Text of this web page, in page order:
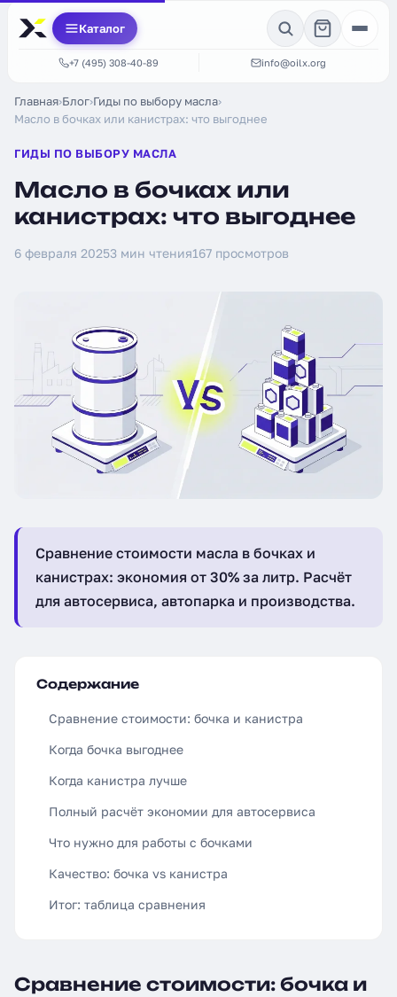
Каталог
+7 (495) 308-40-89 info@oilx.org
Главная›Блог›Гиды по выбору масла›
Масло в бочках или канистрах: что выгоднее
ГИДЫ ПО ВЫБОРУ МАСЛА
Масло в бочках или
канистрах: что выгоднее
6 февраля 20253 мин чтения167 просмотров
Сравнение стоимости масла в бочках и
канистрах: экономия от 30% за литр. Расчёт
для автосервиса, автопарка и производства.
Содержание
Сравнение стоимости: бочка и канистра
Когда бочка выгоднее
Когда канистра лучше
Полный расчёт экономии для автосервиса
Что нужно для работы с бочками
Качество: бочка vs канистра
Итог: таблица сравнения
Сравнение стоимости: бочка и